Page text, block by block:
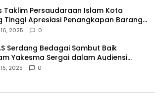
Taklim Persaudaraan Islam Kota
Tinggi Apresiasi Penangkapan Barang
2025 0
Serdang Bedagai Sambut Baik
Yakesma Sergai dalam Audiensi
Pengurus Baru
2025 0